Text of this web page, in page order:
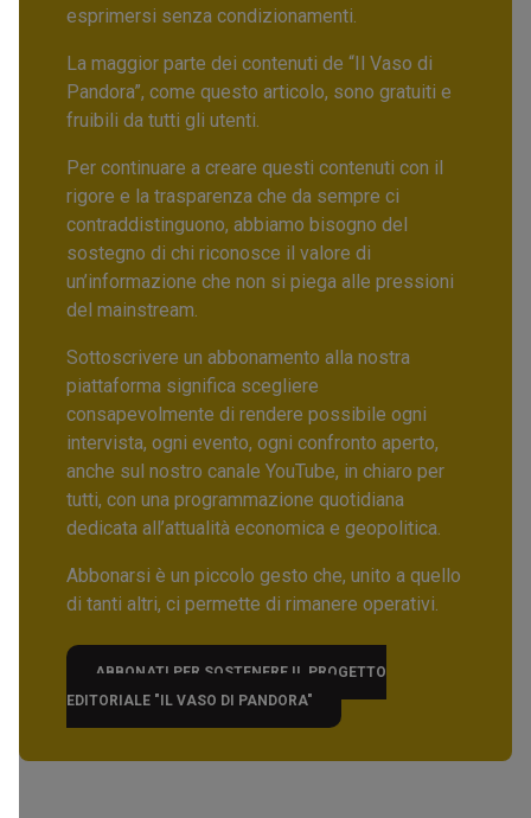
esprimersi senza condizionamenti.
La maggior parte dei contenuti de “Il Vaso di
Pandora”, come questo articolo, sono gratuiti e
fruibili da tutti gli utenti.
Per continuare a creare questi contenuti con il
rigore e la trasparenza che da sempre ci
contraddistinguono, abbiamo bisogno del
sostegno di chi riconosce il valore di
un’informazione che non si piega alle pressioni
del mainstream.
Sottoscrivere un abbonamento alla nostra
piattaforma significa scegliere
consapevolmente di rendere possibile ogni
intervista, ogni evento, ogni confronto aperto,
anche sul nostro canale YouTube, in chiaro per
tutti, con una programmazione quotidiana
dedicata all’attualità economica e geopolitica.
Abbonarsi è un piccolo gesto che, unito a quello
di tanti altri, ci permette di rimanere operativi.
ABBONATI PER SOSTENERE IL PROGETTO
EDITORIALE "IL VASO DI PANDORA"